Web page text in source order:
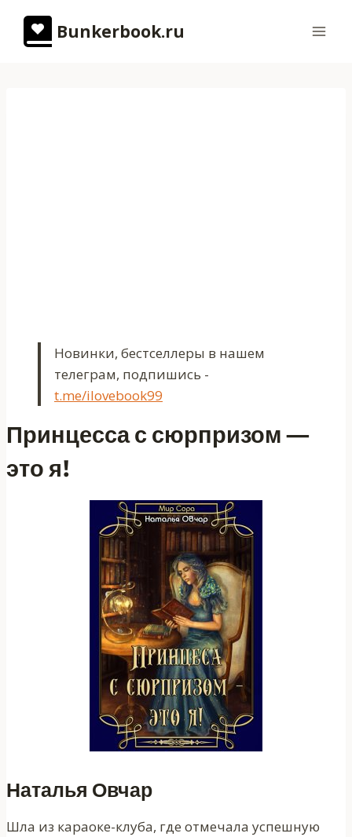
содержимому
Bunkerbook.ru
Новинки, бестселлеры в нашем
телеграм, подпишись -
t.me/ilovebook99
Принцесса с сюрпризом —
это я!
Наталья Овчар
Шла из караоке-клуба, где отмечала успешную